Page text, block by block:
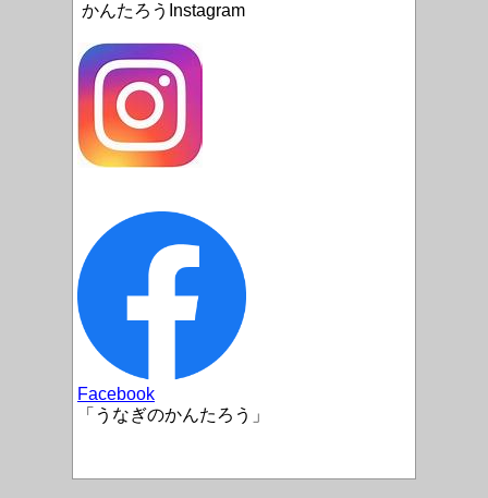
かんたろうInstagram
Facebook
「うなぎのかんたろう」